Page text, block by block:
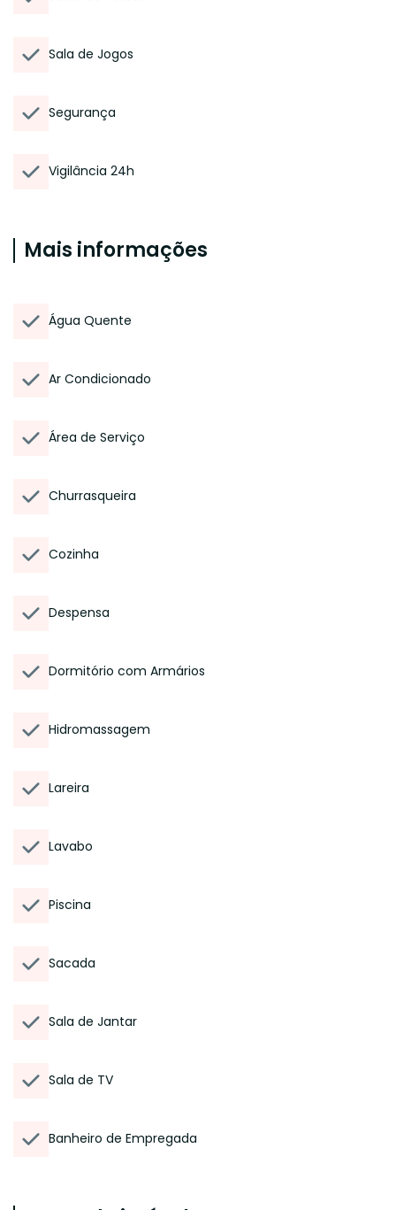
Sala de Jogos
Segurança
Vigilância 24h
Mais informações
Água Quente
Ar Condicionado
Área de Serviço
Churrasqueira
Cozinha
Despensa
Dormitório com Armários
Hidromassagem
Lareira
Lavabo
Piscina
Sacada
Sala de Jantar
Sala de TV
Banheiro de Empregada